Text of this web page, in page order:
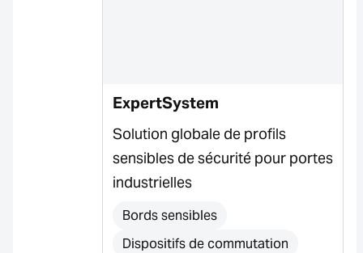
ExpertSystem
Solution globale de profils
sensibles de sécurité pour portes
industrielles
Bords sensibles
Dispositifs de commutation